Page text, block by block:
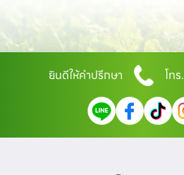
ยินดีให้คำปรึกษา โทร.